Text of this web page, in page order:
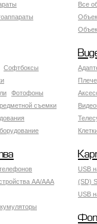
Все
Софтбоксы
Фотофоны
съемки
AA/AAA
USB
(SD)
USB